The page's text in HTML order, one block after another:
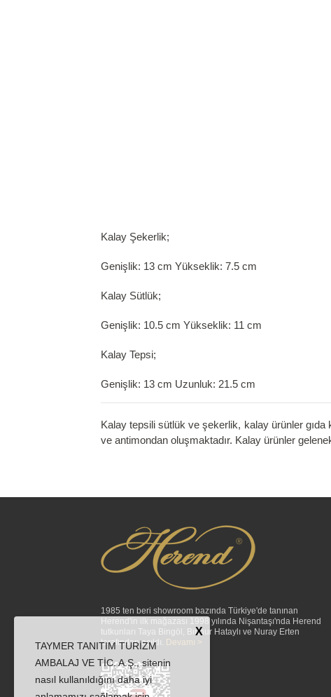
Kalay Şekerlik;
Genişlik: 13 cm Yükseklik: 7.5 cm
Kalay Sütlük;
Genişlik: 10.5 cm Yükseklik: 11 cm
Kalay Tepsi;
Genişlik: 13 cm Uzunluk: 21.5 cm
Kalay tepsili sütlük ve şekerlik, kalay ürünler gıda
ve antimondan oluşmaktadır. Kalay ürünler
1985 ten beri showroom bazında Türkiye'de tanınan
Herend'in ilk mağazası 1998 yılında Nişantaşı'nda Herend
tutkunları Taya Bingöl, Binnur Hataylı ve Nuray Erten
tarafından açıldı. Devamı >
TAYMER TANITIM TURİZM
AMBALAJ VE TİC. A.Ş., sitenin
nasıl kullanıldığını daha iyi
X